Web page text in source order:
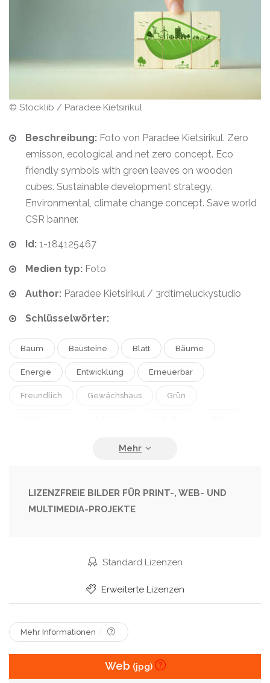
© Stocklib / Paradee Kietsirikul
Beschreibung: Foto von Paradee Kietsirikul. Zero
emisson, ecological and net zero concept. Eco
friendly symbols with green leaves on wooden
cubes. Sustainable development strategy.
Environmental, climate change concept. Save world
CSR banner.
Id: 1-184125467
Medien typ: Foto
Author: Paradee Kietsirikul / 3rdtimeluckystudio
Schlüsselwörter:
Baum Bausteine Blatt Bäume
Energie Entwicklung Erneuerbar
Freundlich Gewächshaus Grün
Konzept
Umwelt Umweltverschmutzung Unternehmen
Veränderung Vita
LIZENZFREIE BILDER FÜR PRINT-, WEB- UND
MULTIMEDIA-PROJEKTE
Standard Lizenzen
Erweiterte Lizenzen
Mehr Informationen
Web (jpg)